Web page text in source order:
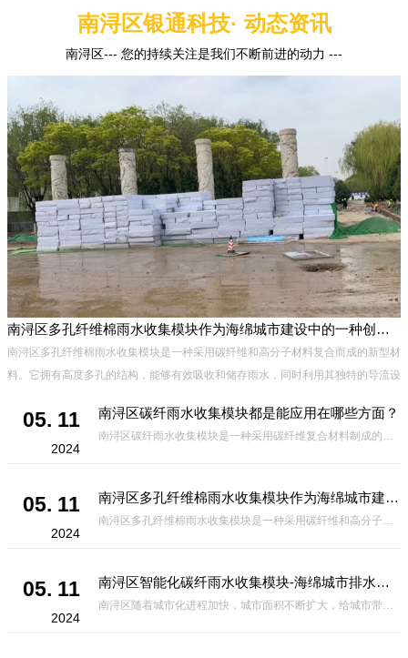
南浔区银通科技· 动态资讯
南浔区--- 您的持续关注是我们不断前进的动力 ---
南浔区多孔纤维棉雨水收集模块作为海绵城市建设中的一种创新材料
南浔区多孔纤维棉雨水收集模块是一种采用碳纤维和高分子材料复合而成的新型材
料。它拥有高度多孔的结构，能够有效吸收和储存雨水，同时利用其独特的导流设
05. 11
2024
南浔区碳纤雨水收集模块都是能应用在哪些方面？
南浔区碳纤雨水收集模块是一种采用碳纤维复合材料制成的雨水收集装置，具有*、环保、可持续等诸多优点。这种模块的设计独特，结构轻巧且强度高，耐腐蚀，能够在各种环境条件下稳定运行。其广泛的应用领域不仅体现在城市规
05. 11
2024
南浔区多孔纤维棉雨水收集模块作为海绵城市建设中的一种创新材料
南浔区多孔纤维棉雨水收集模块是一种采用碳纤维和高分子材料复合而成的新型材料。它拥有高度多孔的结构，能够有效吸收和储存雨水，同时利用其独特的导流设计，将雨水迅速排出，有效防止城市内涝的发生。此外，该材料还具有
05. 11
2024
南浔区智能化碳纤雨水收集模块-海绵城市排水蓄水系统的优选项
南浔区随着城市化进程加快，城市面积不断扩大，给城市带来的问题也随之增加。其中之一就是水资源的短缺。雨水收集是一种解决城市水资源短缺的有效途径。在雨水收集技术中，智能化碳纤雨水收集模块的出现，为解决城市水资源